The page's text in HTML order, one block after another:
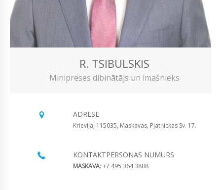
R. TSIBULSKIS
Minipreses dibinātājs un imašnieks
ADRESE
Krievija, 115035, Maskavas, Pjatņickas Sv. 17.
KONTAKTPERSONAS NUMURS
MASKAVA: +7 495 364 3808